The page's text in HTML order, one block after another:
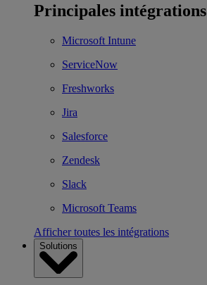
Principales intégrations
Microsoft Intune
ServiceNow
Freshworks
Jira
Salesforce
Zendesk
Slack
Microsoft Teams
Afficher toutes les intégrations
Solutions